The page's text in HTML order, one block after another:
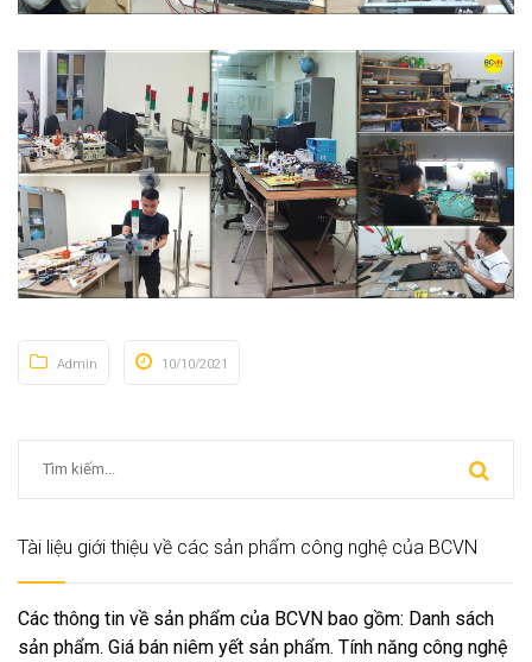
Admin 10/10/2021
Tài liệu giới thiệu về các sản phẩm công nghệ của BCVN
Các thông tin về sản phẩm của BCVN bao gồm: Danh sách
sản phẩm. Giá bán niêm yết sản phẩm. Tính năng công nghệ